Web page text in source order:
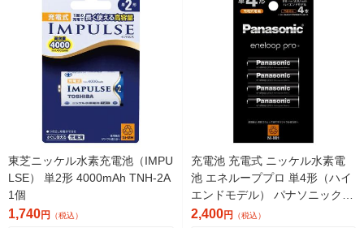
東芝ニッケル水素充電池（IMPU
LSE） 単2形 4000mAh TNH-2A
1個
1,740円 （税込）
充電池 充電式 ニッケル水素電
池 エネループプロ 単4形（ハイ
エンドモデル） パナソニック B
K-4HCD/4H 4本パック
2,400円 （税込）